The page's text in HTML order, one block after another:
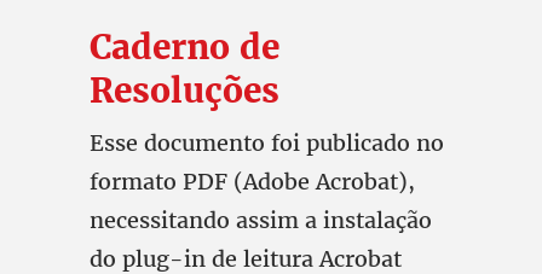
Caderno de
Resoluções
Esse documento foi publicado no
formato PDF (Adobe Acrobat),
necessitando assim a instalação
do plug-in de leitura Acrobat